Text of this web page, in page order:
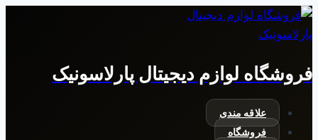
بازگشت
به
فروشگاه لوازم دیجیتال پارلاسونیک
علاقه مندی
فروشگاه